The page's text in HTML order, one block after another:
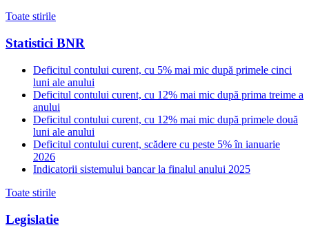
Toate stirile
Statistici BNR
Deficitul contului curent, cu 5% mai mic după primele cinci
luni ale anului
Deficitul contului curent, cu 12% mai mic după prima treime a
anului
Deficitul contului curent, cu 12% mai mic după primele două
luni ale anului
Deficitul contului curent, scădere cu peste 5% în ianuarie
2026
Indicatorii sistemului bancar la finalul anului 2025
Toate stirile
Legislatie